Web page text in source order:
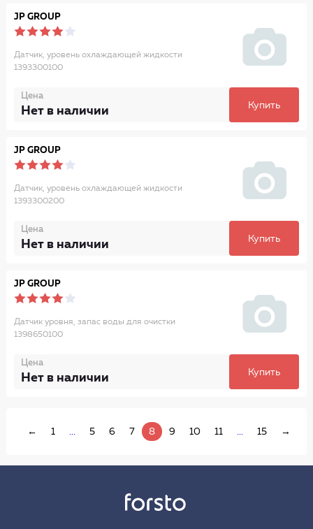
JP GROUP
Датчик, уровень охлаждающей жидкости
1393300100
Цена
Нет в наличии Купить
JP GROUP
Датчик, уровень охлаждающей жидкости
1393300200
Цена
Нет в наличии Купить
JP GROUP
Датчик уровня, запас воды для очистки
1398650100
Цена
Нет в наличии Купить
← 1 ... 5 6 7 8 9 10 11 ... 15 →